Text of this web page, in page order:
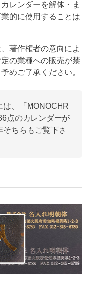
レンダーを解体・ま
的に使用することは
著作権者の意向によ
の業種への販売が禁
めご了承ください。
は、「 MONOCHR
点のカレンダーが
ちらもご覧下さ